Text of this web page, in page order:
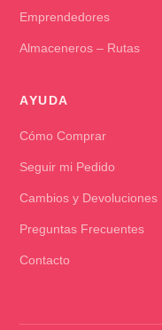
Emprendedores
Almaceneros – Rutas
AYUDA
Cómo Comprar
Seguir mi Pedido
Cambios y Devoluciones
Preguntas Frecuentes
Contacto